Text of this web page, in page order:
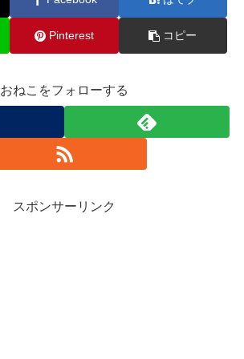
Pinterest コピー
おねこをフォローする
スポンサーリンク